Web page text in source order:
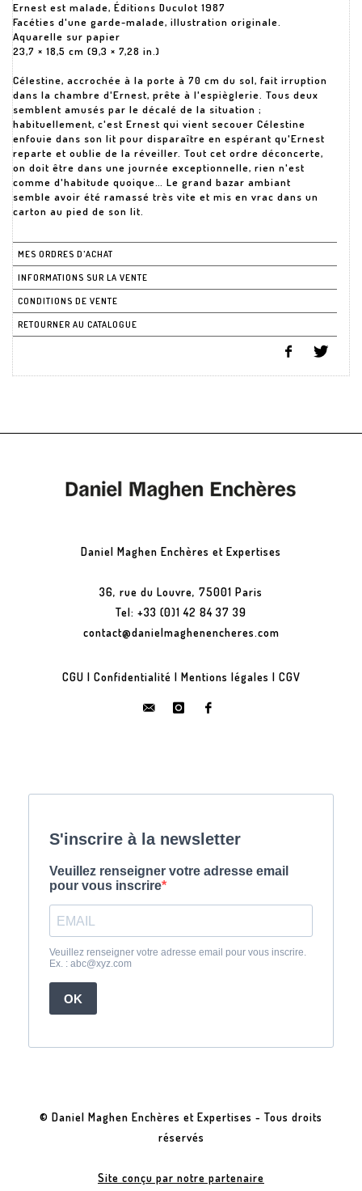
Ernest est malade, Éditions Duculot 1987
Facéties d'une garde-malade, illustration originale.
Aquarelle sur papier
23,7 × 18,5 cm (9,3 × 7,28 in.)
Célestine, accrochée à la porte à 70 cm du sol, fait irruption
dans la chambre d'Ernest, prête à l'espièglerie. Tous deux
semblent amusés par le décalé de la situation ;
habituellement, c'est Ernest qui vient secouer Célestine
enfouie dans son lit pour disparaître en espérant qu'Ernest
reparte et oublie de la réveiller. Tout cet ordre déconcerte,
on doit être dans une journée exceptionnelle, rien n'est
comme d'habitude quoique… Le grand bazar ambiant
semble avoir été ramassé très vite et mis en vrac dans un
carton au pied de son lit.
MES ORDRES D'ACHAT
INFORMATIONS SUR LA VENTE
CONDITIONS DE VENTE
RETOURNER AU CATALOGUE
Daniel Maghen Enchères et Expertises
36, rue du Louvre, 75001 Paris
Tel: +33 (0)1 42 84 37 39
contact@danielmaghenencheres.com
CGU | Confidentialité | Mentions légales | CGV
© Daniel Maghen Enchères et Expertises - Tous droits
réservés
Site conçu par notre partenaire